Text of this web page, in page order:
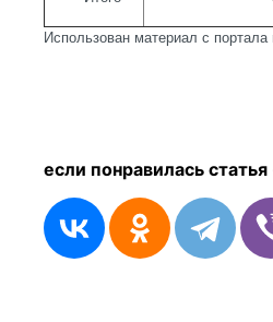
Использован материал с портала
если понравилась статья